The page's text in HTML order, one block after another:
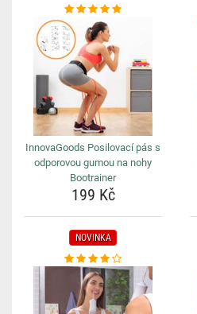
InnovaGoods Posilovací pás s
odporovou gumou na nohy
Bootrainer
199 Kč
NOVINKA